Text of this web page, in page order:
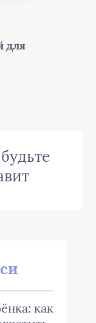
для
как